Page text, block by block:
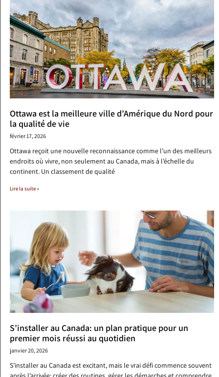
Ottawa est la meilleure ville d’Amérique du Nord pour
la qualité de vie
février 17, 2026
Ottawa reçoit une nouvelle reconnaissance comme l’un des meilleurs
endroits où vivre, non seulement au Canada, mais à l’échelle du
continent. Un classement de qualité
Lire la suite »
S’installer au Canada: un plan pratique pour un
premier mois réussi au quotidien
janvier 20, 2026
S’installer au Canada est excitant, mais le vrai défi commence souvent